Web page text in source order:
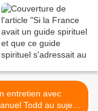
entretien avec
Todd au sujet